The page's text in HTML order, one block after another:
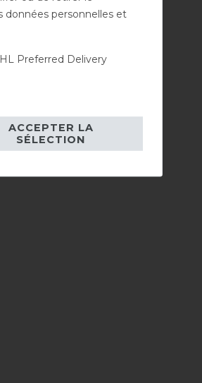
données personnelles et
Preferred Delivery
ACCEPTER LA
SÉLECTION